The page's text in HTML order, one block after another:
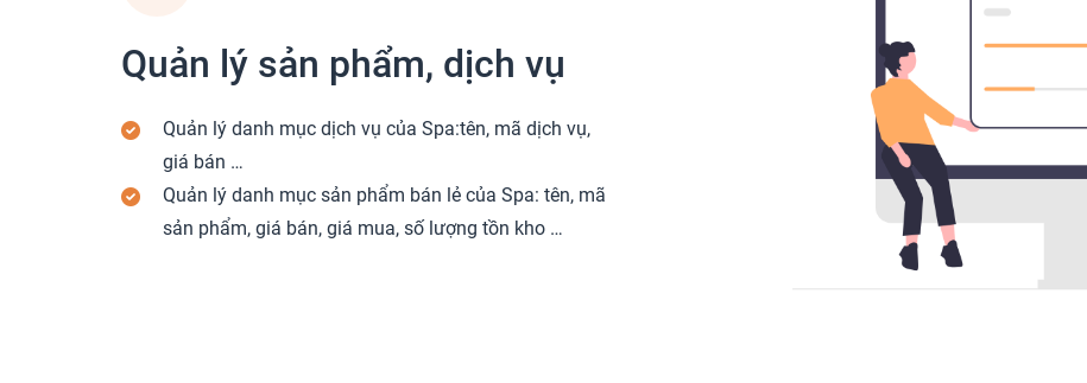
Quản lý sản phẩm, dịch vụ
Quản lý danh mục dịch vụ của Spa:tên, mã dịch vụ,
giá bán …
Quản lý danh mục sản phẩm bán lẻ của Spa: tên, mã
sản phẩm, giá bán, giá mua, số lượng tồn kho …